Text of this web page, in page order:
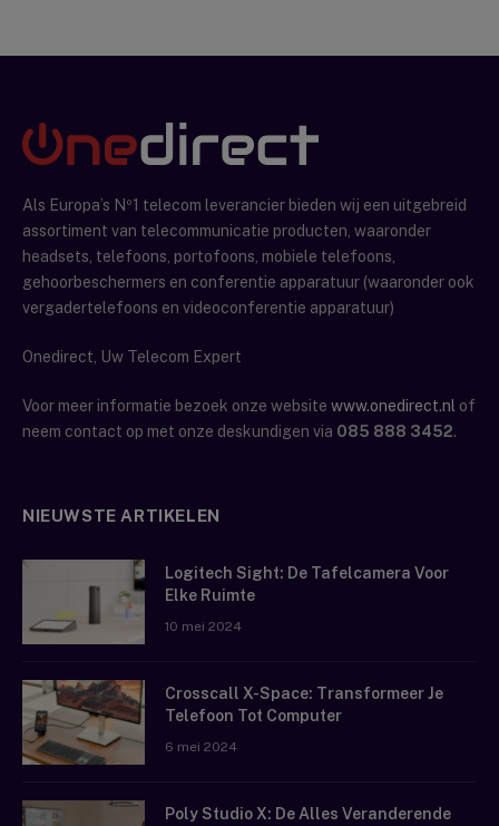
Als Europa’s Nº1 telecom leverancier bieden wij een uitgebreid
assortiment van telecommunicatie producten, waaronder
headsets, telefoons, portofoons, mobiele telefoons,
gehoorbeschermers en conferentie apparatuur (waaronder ook
vergadertelefoons en videoconferentie apparatuur)
Onedirect, Uw Telecom Expert
Voor meer informatie bezoek onze website www.onedirect.nl of
neem contact op met onze deskundigen via 085 888 3452.
NIEUWSTE ARTIKELEN
Logitech Sight: De Tafelcamera Voor
Elke Ruimte
10 mei 2024
Crosscall X-Space: Transformeer Je
Telefoon Tot Computer
6 mei 2024
Poly Studio X: De Alles Veranderende